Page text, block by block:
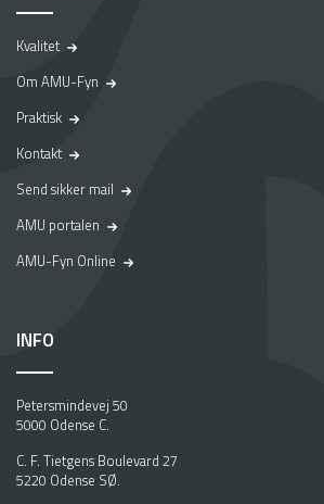
a
s
p
A
M
-
F
D
a
t
i
n
e
Kvalitet
Om AMU-Fyn
Praktisk
Kontakt
Send sikker mail
AMU portalen
AMU-Fyn Online
INFO
Petersmindevej 50
5000 Odense C.
C. F. Tietgens Boulevard 27
5220 Odense SØ.